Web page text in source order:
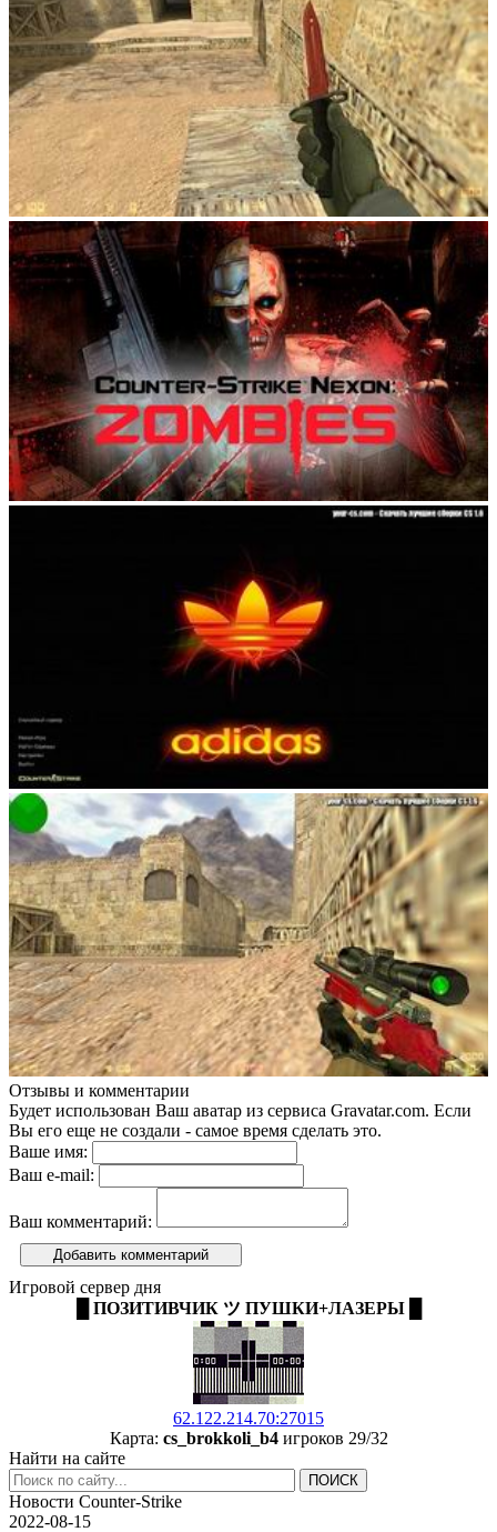
Отзывы и комментарии
Будет использован Ваш аватар из сервиса Gravatar.com. Если
Вы его еще не создали - самое время сделать это.
Ваше имя:
Ваш e-mail:
Ваш комментарий:
Добавить комментарий
Игровой сервер дня
█ ПОЗИТИВЧИК ツ ПУШКИ+ЛАЗЕРЫ █
62.122.214.70:27015
Карта: cs_brokkoli_b4игроков 29/32
Найти на сайте
Новости Counter-Strike
2022-08-15